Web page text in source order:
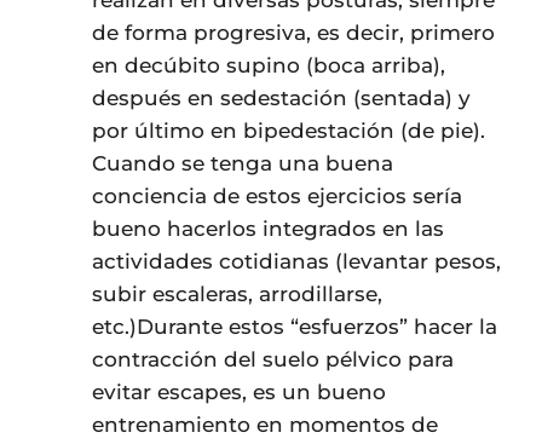
de forma progresiva, es decir, primero
en decúbito supino (boca arriba),
después en sedestación (sentada) y
por último en bipedestación (de pie).
Cuando se tenga una buena
conciencia de estos ejercicios sería
bueno hacerlos integrados en las
actividades cotidianas (levantar pesos,
subir escaleras, arrodillarse,
etc.)Durante estos “esfuerzos” hacer la
contracción del suelo pélvico para
evitar escapes, es un bueno
entrenamiento en momentos de